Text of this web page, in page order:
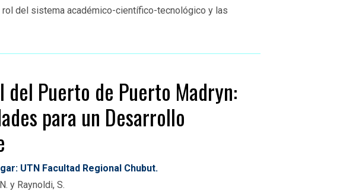
del sistema académico-científico-tecnológico y las
del Puerto de Puerto Madryn:
para un Desarrollo
UTN Facultad Regional Chubut.
y Raynoldi, S.